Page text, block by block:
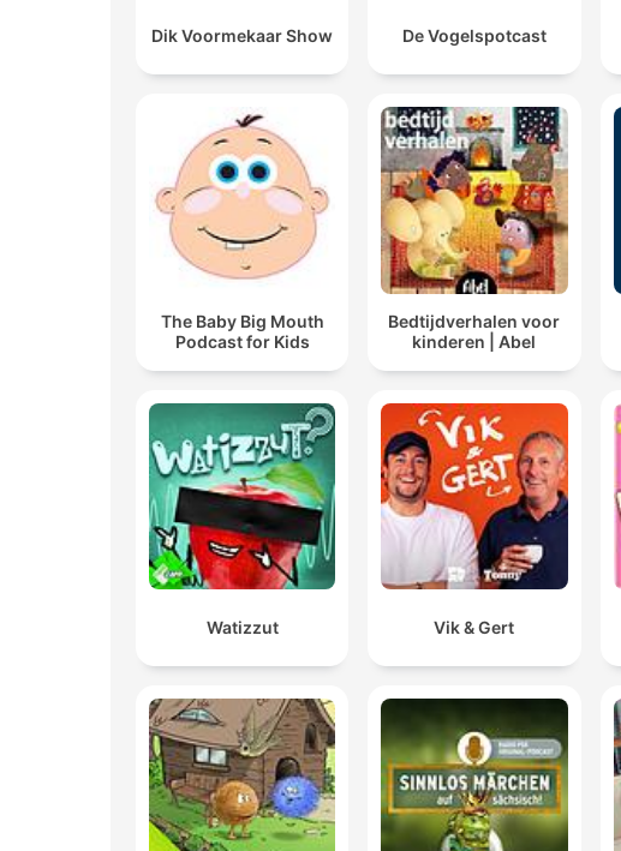
Dik Voormekaar Show De Vogelspotcast
The Baby Big Mouth
Podcast for Kids
Bedtijdverhalen voor
kinderen | Abel
Watizzut Vik & Gert